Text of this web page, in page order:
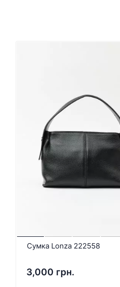
Сумка Lonza 222558
3,000 грн.